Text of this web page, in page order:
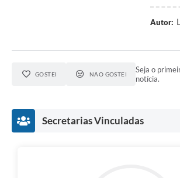
Autor:
GOSTEI NÃO GOSTEI
Seja o
notícia.
Secretarias Vinculadas